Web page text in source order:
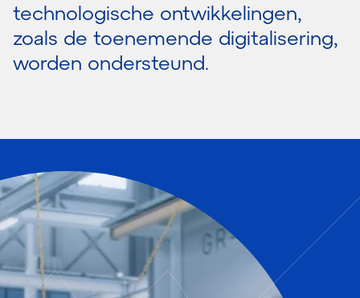
technologische ontwikkelingen,
zoals de toenemende digitalisering,
worden ondersteund.